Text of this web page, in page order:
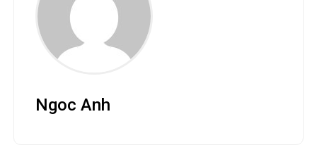
Ngoc Anh